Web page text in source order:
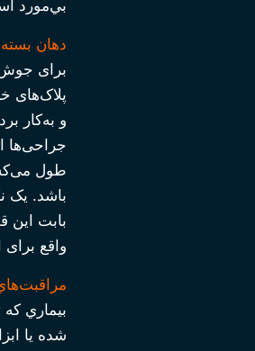
بي‌مورد
دهان
برای جوش
پلاک‌های
و به‌کار
جراحی‌ها
طول
باشد. یک
بابت این
واقع
بيماري
شده یا